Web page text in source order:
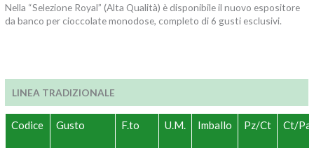
Nella “Selezione Royal” (Alta Qualità) è disponibile il nuovo espositore
da banco per cioccolate monodose, completo di 6 gusti esclusivi.
LINEA TRADIZIONALE
Codice Gusto F.to U.M. Imballo Pz/Ct Ct/